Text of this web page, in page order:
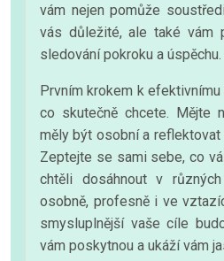
vám nejen pomůže
vás důležité, ale také vám
sledování pokroku a úspěchu.
Prvním krokem k
co skutečně chcete. Mějte
měly být osobní a reflektovat
Zeptejte se sami sebe, co
chtěli dosáhnout v
osobně, profesně i ve
smysluplnější vaše cíle
vám poskytnou a ukáží vám